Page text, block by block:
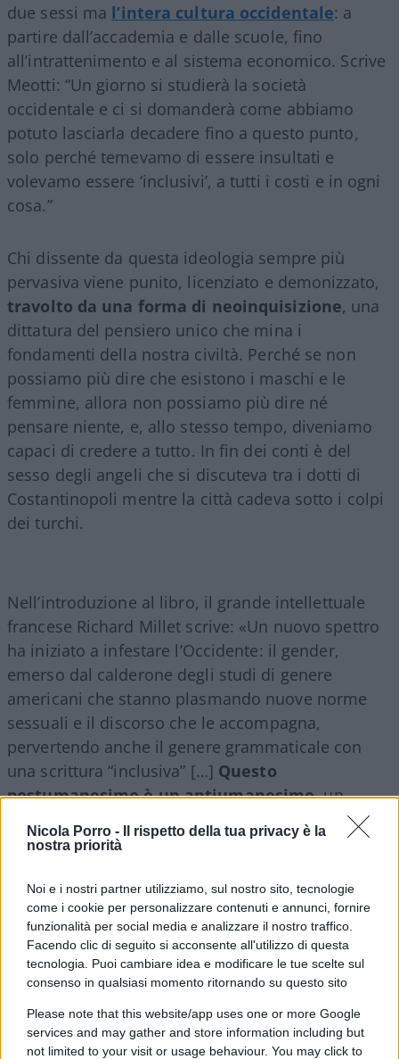
Nicola Porro -
Il rispetto della tua privacy è la
nostra priorità
Noi e i nostri partner utilizziamo, sul nostro sito, tecnologie
come i cookie per personalizzare contenuti e annunci, fornire
funzionalità per social media e analizzare il nostro traffico.
Facendo clic di seguito si acconsente all'utilizzo di questa
tecnologia. Puoi cambiare idea e modificare le tue scelte sul
consenso in qualsiasi momento ritornando su questo sito
Please note that this website/app uses one or more Google
services and may gather and store information including but
not limited to your visit or usage behaviour. You may click to
due sessi ma l’intera cultura occidentale: a
partire dall’accademia e dalle scuole, fino
all’intrattenimento e al sistema economico. Scrive
Meotti: “Un giorno si studierà la società
occidentale e ci si domanderà come abbiamo
potuto lasciarla decadere fino a questo punto,
solo perché temevamo di essere insultati e
volevamo essere ‘inclusivi’, a tutti i costi e in ogni
cosa.”
Chi dissente da questa ideologia sempre più
pervasiva viene punito, licenziato e demonizzato,
travolto da una forma di neoinquisizione, una
dittatura del pensiero unico che mina i
fondamenti della nostra civiltà. Perché se non
possiamo più dire che esistono i maschi e le
femmine, allora non possiamo più dire né
pensare niente, e, allo stesso tempo, diveniamo
capaci di credere a tutto. In fin dei conti è del
sesso degli angeli che si discuteva tra i dotti di
Costantinopoli mentre la città cadeva sotto i colpi
dei turchi.
Nell’introduzione al libro, il grande intellettuale
francese Richard Millet scrive: «Un nuovo spettro
ha iniziato a infestare l’Occidente: il gender,
emerso dal calderone degli studi di genere
americani che stanno plasmando nuove norme
sessuali e il discorso che le accompagna,
pervertendo anche il genere grammaticale con
una scrittura “inclusiva” […] Questo
postumanesimo è un antiumanesimo, un
allontanamento dall’umano, un divenire ibrido».
La parola e quindi il pensiero sono infatti le prime
in tutto il mondo occidentale. Non solo dire
maschio e femmina è divenuto una sorta di tabù
ma i nomi stessi che diamo alle cose declinati
secondo il maschile e il femminile devono essere
cambiati.
Per acquistare il libro “Gender” clicca qui